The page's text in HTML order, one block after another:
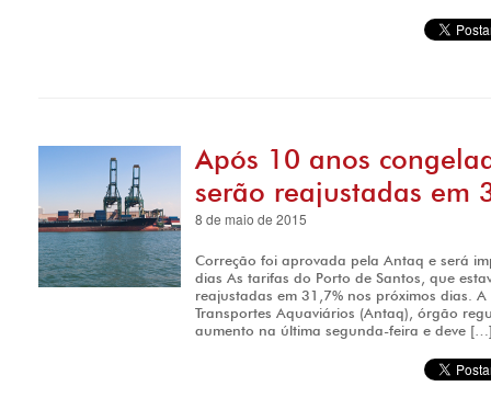
Após 10 anos
serão reajustadas em
8 de maio de 2015
Correção foi aprovada pela Antaq e será
dias As tarifas do Porto de Santos, que
reajustadas em 31,7% nos próximos dias.
Transportes Aquaviários (Antaq), órgão
aumento na última segunda-feira e deve